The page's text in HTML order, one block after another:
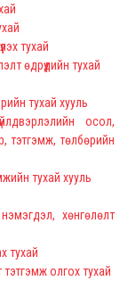
тухай
өдрүүдийн тухай
тухай хууль
осол,
тэтгэмж, төлбөрийн
тухай хууль
хөнгөлөлт
тухай
тэтгэмж олгох тухай